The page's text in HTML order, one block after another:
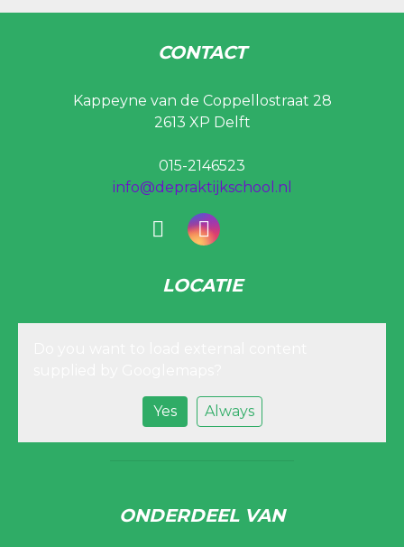
CONTACT
Kappeyne van de Coppellostraat 28
2613 XP Delft
015-2146523
info@depraktijkschool.nl
LOCATIE
Yes Always
ONDERDEEL VAN